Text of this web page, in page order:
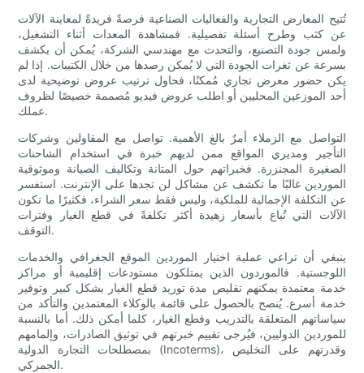
تُتيح المعارض التجارية والفعاليات الصناعية فرصةً فريدةً لمعاينة الآلات
عن كثب وطرح أسئلة تفصيلية. فمشاهدة المعدات أثناء التشغيل،
ولمس جودة التصنيع، والتحدث مع مهندسي الشركة، يُمكن أن يكشف
بسرعة عن ثغرات الجودة التي لا يُمكن رصدها من خلال الكتيبات. إذا لم
يكن حضور معرض تجاري مُمكنًا، فحاول ترتيب عروض توضيحية لدى
أحد الموزعين المحليين أو اطلب عروض فيديو مُصممة خصيصًا لظروف
عملك.
التواصل مع الزملاء أمرٌ بالغ الأهمية. تواصل مع المقاولين وشركات
التأجير ومديري المواقع ممن لديهم خبرة في استخدام الشاحنات
الصغيرة المجنزرة. فخبراتهم حول المتانة وتكاليف الصيانة وموثوقية
الموردين غالبًا ما تكشف عن مشاكل لن تجدها على الإنترنت. استفسر
عن التكلفة الإجمالية للملكية، وليس فقط سعر الشراء، فكثيرًا ما تكون
الآلات التي تُباع بأسعار زهيدة أكثر تكلفةً في قطع الغيار وفترات
التوقف.
ينبغي أن تراعي عملية اختيار الموردين الموقع الجغرافي والخدمات
اللوجستية. فالموردون الذين يمتلكون مستودعات إقليمية أو مراكز
خدمة معتمدة يمكنهم تقليص مدة توريد قطع الغيار بشكل كبير وتوفير
خدمة أسرع. يُنصح بالحصول على قائمة بالوكلاء المعتمدين والتأكد من
سياساتهم المتعلقة بالتدريب وقطع الغيار، كلما أمكن ذلك. أما بالنسبة
للموردين الدوليين، فيُرجى تقييم خبرتهم في توثيق الصادرات، وإلمامهم
بمصطلحات التجارة الدولية (Incoterms)، وقدرتهم على التخليص
الجمركي.